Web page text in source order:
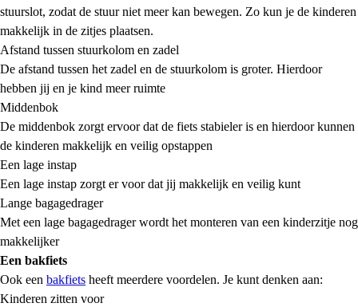
stuurslot, zodat de stuur niet meer kan bewegen. Zo kun je de kinderen
makkelijk in de zitjes plaatsen.
Afstand tussen stuurkolom en zadel
De afstand tussen het zadel en de stuurkolom is groter. Hierdoor
hebben jij en je kind meer ruimte
Middenbok
De middenbok zorgt ervoor dat de fiets stabieler is en hierdoor kunnen
de kinderen makkelijk en veilig opstappen
Een lage instap
Een lage instap zorgt er voor dat jij makkelijk en veilig kunt
Lange bagagedrager
Met een lage bagagedrager wordt het monteren van een kinderzitje nog
makkelijker
Een bakfiets
Ook een bakfiets heeft meerdere voordelen. Je kunt denken aan:
Kinderen zitten voor